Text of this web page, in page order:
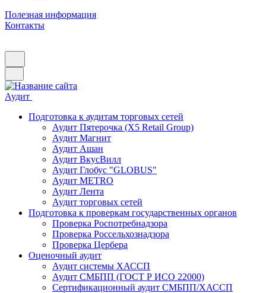
Полезная информация
Контакты
Аудит
Подготовка к аудитам торговых сетей
Аудит Пятерочка (X5 Retail Group)
Аудит Магнит
Аудит Ашан
Аудит ВкусВилл
Аудит Глобус "GLOBUS"
Аудит METRO
Аудит Лента
Аудит торговых сетей
Подготовка к проверкам государственных органов
Проверка Роспотребнадзора
Проверка Россельхознадзора
Проверка Цербера
Оценочный аудит
Аудит системы ХАССП
Аудит СМБПП (ГОСТ Р ИСО 22000)
Сертификационный аудит СМБПП/ХАССП